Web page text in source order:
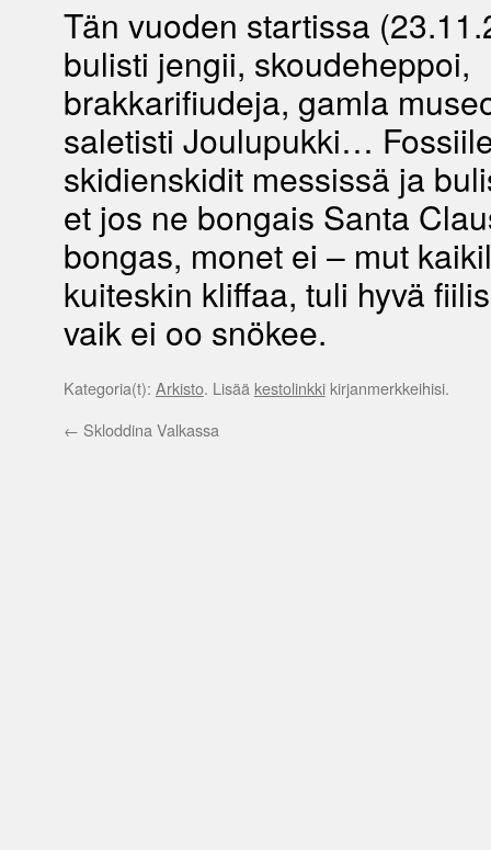
Tän vuoden startissa
bulisti jengii, skoudeheppoi,
brakkarifiudeja, gamla
saletisti Joulupukki…
skidienskidit messissä ja
et jos ne bongais Santa
bongas, monet ei – mut
kuiteskin kliffaa, tuli hyvä
vaik ei oo snökee.
Kategoria(t): Arkisto. Lisää kestolinkkikirjanmerkkeihisi.
← Skloddina Valkassa